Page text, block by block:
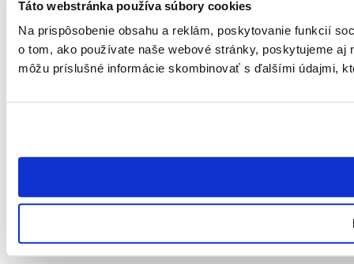
Táto webstránka používa súbory cookies
Na prispôsobenie obsahu a reklám, poskytovanie funkcií
o tom, ako používate naše webové stránky, poskytujeme
môžu príslušné informácie skombinovať s ďalšími údajmi,